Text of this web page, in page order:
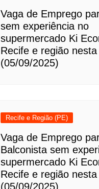
Vaga de Emprego
sem experiência no
supermercado Ki
Recife e região
(05/09/2025)
Recife e Região (PE)
Vaga de Emprego
Balconista sem
supermercado Ki
Recife e região
(05/09/2025)